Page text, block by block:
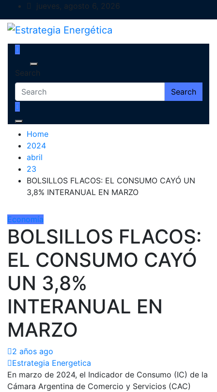
to
content
jueves, agosto 6, 2026
Estrategia Energética
Magazine de Debate
Search
Search
Home
2024
abril
23
BOLSILLOS FLACOS: EL CONSUMO CAYÓ UN
3,8% INTERANUAL EN MARZO
Economía
BOLSILLOS FLACOS:
EL CONSUMO CAYÓ
UN 3,8%
INTERANUAL EN
MARZO
2 años ago
Estrategia Energetica
En marzo de 2024, el Indicador de Consumo (IC) de la
Cámara Argentina de Comercio y Servicios (CAC)